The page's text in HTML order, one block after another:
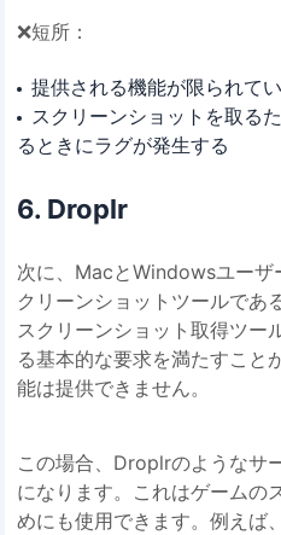
❌短所：
提供される機能が限られて
スクリーンショットを取る
るときにラグが発生する
6. Droplr
次に、MacとWindowsユーザ
クリーンショットツールで
スクリーンショット取得ツー
る基本的な要求を満たすこと
能は提供できません。
この場合、Droplrのようなサ
になります。これはゲームの
めにも使用できます。例えば